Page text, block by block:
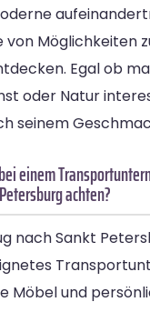
von Möglichkeiten
Egal ob
oder Natur
seinem
einem
achten?
nach Sankt
Möbel und